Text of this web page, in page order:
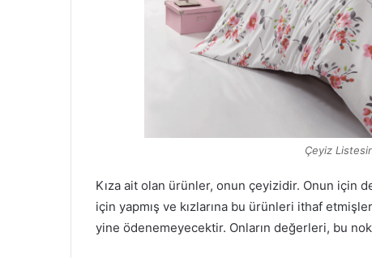
Çeyiz
Kıza ait olan ürünler, onun çeyizidir. Onun için
için yapmış ve kızlarına bu ürünleri ithaf
yine ödenemeyecektir. Onların değerleri, bu